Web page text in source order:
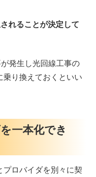
れることが決定して
発生し光回線工事の
乗り換えておくといい
一本化でき
プロバイダを別々に契